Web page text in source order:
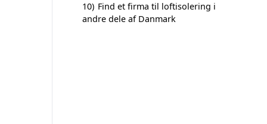
10) Find et firma til loftisolering i
andre dele af Danmark